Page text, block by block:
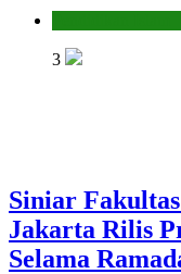
3
Siniar
Jakarta Rilis
Selama